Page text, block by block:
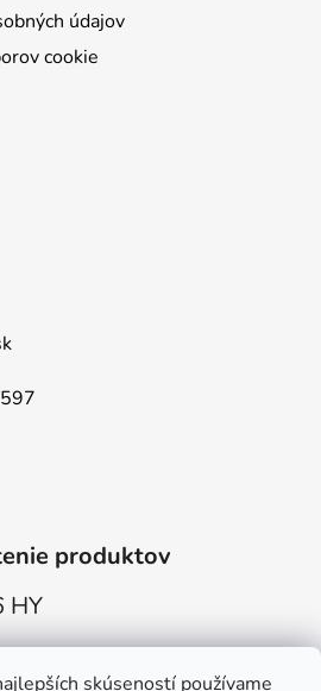
skúseností používame
údajov
cookie
produktov
HY
5 z 5 hviezdičiek.